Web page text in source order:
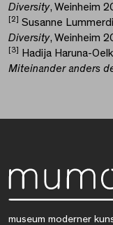
Diversity, Weinheim
[2] Susanne
Diversity, Weinheim
[3] Hadija Haruna-
Miteinander anders
museum moderner